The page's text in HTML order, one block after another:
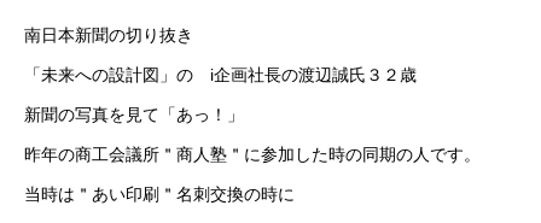
南日本新聞の切り抜き
「未来への設計図」の i企画社長の渡辺誠氏３２歳
新聞の写真を見て「あっ！」
昨年の商工会議所＂商人塾＂に参加した時の同期の人です。
当時は＂あい印刷＂名刺交換の時に